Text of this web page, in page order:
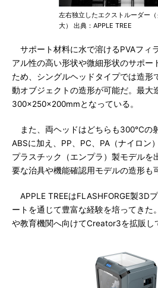
左右独立したエクストルーダー
大） 出典：APPLE TREE
サポート材料に水で溶けるPVAフィ
アル性の高い形状や微細形状のサポー
ため、シングルヘッドタイプでは造形
動オブジェクトの造形が可能だ。最大
300×250×200mmとなっている。
また、両ヘッドはどちらも300℃の
ABSに加え、PP、PC、PA（ナイロン
プラスチック（エンプラ）製モデルを
要な治具や機能確認用モデルの造形も
APPLE TREEはFLASHFORGE製3D
ートを通じて豊富な経験を培ってきた
や教育機関へ向けてCreator3を拡販し